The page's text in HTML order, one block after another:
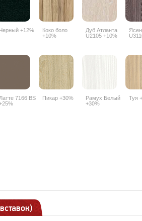
Черный +12%
Коко боло
+10%
Дуб Атланта
U2105 +10%
Латте 7166 BS
Пикар +30%
Рамух Белый
+30%
Туя